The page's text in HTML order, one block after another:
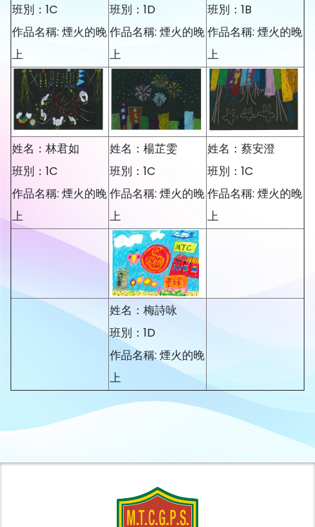
班別：1C
作品名稱: 煙火的晚
上
班別：1D
作品名稱: 煙火的晚
上
班別：1B
作品名稱: 煙火的晚
上
姓名：林君如
班別：1C
作品名稱: 煙火的晚
上
姓名：楊芷雯
班別：1C
作品名稱: 煙火的晚
上
姓名：蔡安澄
班別：1C
作品名稱: 煙火的晚
上
姓名：梅詩咏
班別：1D
作品名稱: 煙火的晚
上